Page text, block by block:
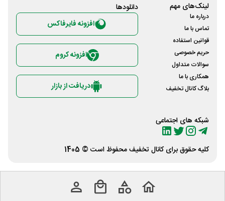
لینک‌های مهم
درباره ما
تماس با ما
قوانین استفاده
حریم خصوصی
سوالات متداول
همکاری با ما
بلاگ کانال تخفیف
شبکه های اجتماعی
دانلود‌ها
افزونه فایرفاکس
افزونه کروم
دریافت از بازار
کلیه حقوق برای کانال تخفیفمحفوظ است © 1405